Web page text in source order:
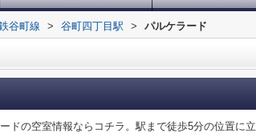
谷町線 > 谷町四丁目駅 > パルケラード
ドの空室情報ならコチラ。駅まで徒歩5分の位置に